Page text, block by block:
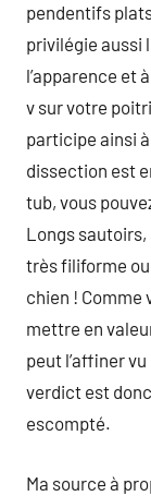
pendentifs
privilégie aussi
l’apparence et
v sur votre
participe ainsi
dissection est
tub, vous
Longs
très filiforme
chien ! Comme
mettre en
peut l’affiner
verdict est
escompté.
Ma source à